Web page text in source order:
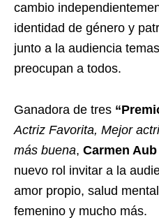
cambio
identidad de género y
junto a la audiencia
preocupan a todos.
Ganadora de tres
Actriz Favorita, Mejor
más buena, Carmen Aub
nuevo rol invitar a la
amor propio, salud
femenino y mucho más.